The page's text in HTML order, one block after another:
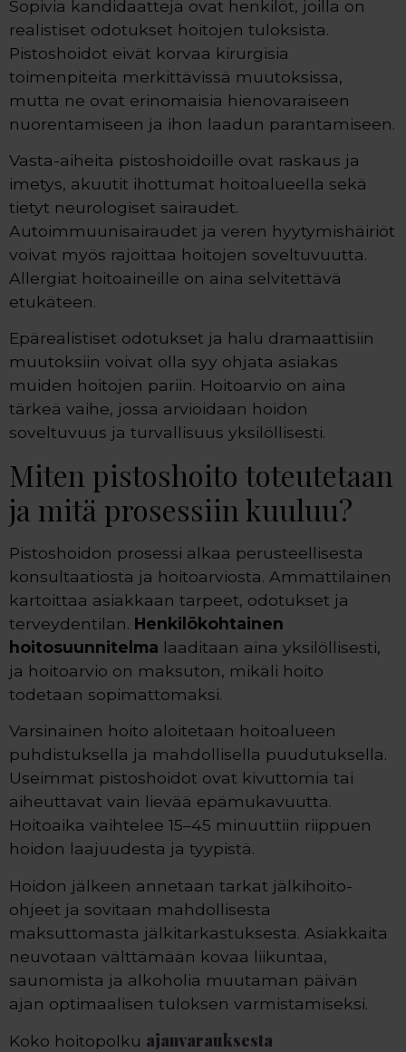
Sopivia kandidaatteja ovat henkilöt, joilla on
realistiset odotukset hoitojen tuloksista.
Pistoshoidot eivät korvaa kirurgisia
toimenpiteitä merkittävissä muutoksissa,
mutta ne ovat erinomaisia hienovaraiseen
nuorentamiseen ja ihon laadun parantamiseen.
Vasta-aiheita pistoshoidoille ovat raskaus ja
imetys, akuutit ihottumat hoitoalueella sekä
tietyt neurologiset sairaudet.
Autoimmuunisairaudet ja veren hyytymishäiriöt
voivat myös rajoittaa hoitojen soveltuvuutta.
Allergiat hoitoaineille on aina selvitettävä
etukäteen.
Epärealistiset odotukset ja halu dramaattisiin
muutoksiin voivat olla syy ohjata asiakas
muiden hoitojen pariin. Hoitoarvio on aina
tärkeä vaihe, jossa arvioidaan hoidon
soveltuvuus ja turvallisuus yksilöllisesti.
Miten pistoshoito toteutetaan
ja mitä prosessiin kuuluu?
Pistoshoidon prosessi alkaa perusteellisesta
konsultaatiosta ja hoitoarviosta. Ammattilainen
kartoittaa asiakkaan tarpeet, odotukset ja
terveydentilan. Henkilökohtainen
hoitosuunnitelma laaditaan aina yksilöllisesti,
ja hoitoarvio on maksuton, mikäli hoito
todetaan sopimattomaksi.
Varsinainen hoito aloitetaan hoitoalueen
puhdistuksella ja mahdollisella puudutuksella.
Useimmat pistoshoidot ovat kivuttomia tai
aiheuttavat vain lievää epämukavuutta.
Hoitoaika vaihtelee 15–45 minuuttiin riippuen
hoidon laajuudesta ja tyypistä.
Hoidon jälkeen annetaan tarkat jälkihoito-
ohjeet ja sovitaan mahdollisesta
maksuttomasta jälkitarkastuksesta. Asiakkaita
neuvotaan välttämään kovaa liikuntaa,
saunomista ja alkoholia muutaman päivän
ajan optimaalisen tuloksen varmistamiseksi.
Koko hoitopolku ajanvarauksesta